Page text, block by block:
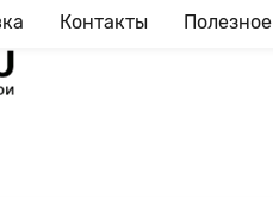
Контакты Полезное